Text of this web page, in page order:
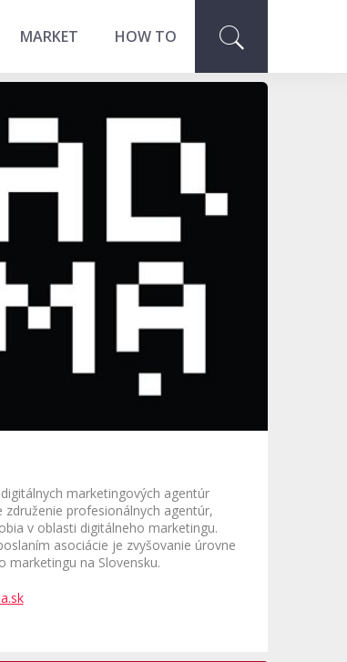
MARKET HOW TO
marketingových agentúr
združenie profesionálnych agentúr,
v oblasti digitálneho marketingu.
asociácie je zvyšovanie úrovne
marketingu na Slovensku.